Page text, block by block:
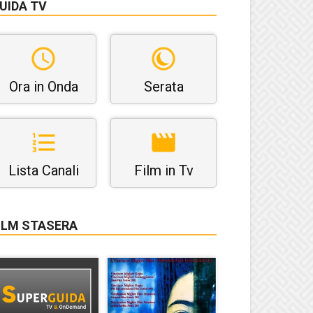
TV
Ora in Onda Serata
Lista Canali Film in Tv
STASERA